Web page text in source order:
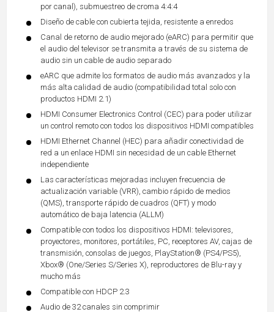
por canal), submuestreo de croma 4:4:4
Diseño de cable con cubierta tejida, resistente a enredos
Canal de retorno de audio mejorado (eARC) para permitir que
el audio del televisor se transmita a través de su sistema de
audio sin un cable de audio separado
eARC que admite los formatos de audio más avanzados y la
más alta calidad de audio (compatibilidad total solo con
productos HDMI 2.1)
HDMI Consumer Electronics Control (CEC) para poder utilizar
un control remoto con todos los dispositivos HDMI compatibles
HDMI Ethernet Channel (HEC) para añadir conectividad de
red a un enlace HDMI sin necesidad de un cable Ethernet
independiente
Las características mejoradas incluyen frecuencia de
actualización variable (VRR), cambio rápido de medios
(QMS), transporte rápido de cuadros (QFT) y modo
automático de baja latencia (ALLM)
Compatible con todos los dispositivos HDMI: televisores,
proyectores, monitores, portátiles, PC, receptores AV, cajas de
transmisión, consolas de juegos, PlayStation® (PS4/PS5),
Xbox® (One/Series S/Series X), reproductores de Blu-ray y
mucho más
Compatible con HDCP 2.3
Audio de 32 canales sin comprimir